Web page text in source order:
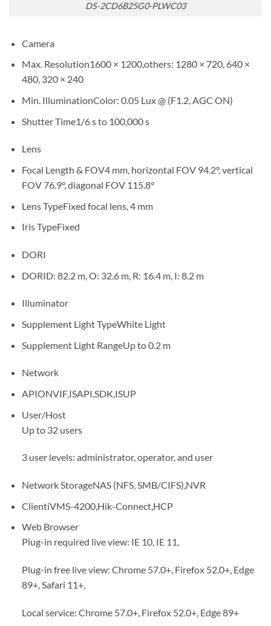
DS-2CD6B25G0-PLWC03
Camera
Max. Resolution1600 × 1200,others: 1280 × 720, 640 ×
480, 320 × 240
Min. IlluminationColor: 0.05 Lux @ (F1.2, AGC ON)
Shutter Time1/6 s to 100,000 s
Lens
Focal Length & FOV4 mm, horizontal FOV 94.2°, vertical
FOV 76.9°, diagonal FOV 115.8°
Lens TypeFixed focal lens, 4 mm
Iris TypeFixed
DORI
DORID: 82.2 m, O: 32.6 m, R: 16.4 m, I: 8.2 m
Illuminator
Supplement Light TypeWhite Light
Supplement Light RangeUp to 0.2 m
Network
APIONVIF,ISAPI,SDK,ISUP
User/Host
Up to 32 users
3 user levels: administrator, operator, and user
Network StorageNAS (NFS, SMB/CIFS),NVR
ClientiVMS-4200,Hik-Connect,HCP
Web Browser
Plug-in required live view: IE 10, IE 11,
Plug-in free live view: Chrome 57.0+, Firefox 52.0+, Edge
89+, Safari 11+,
Local service: Chrome 57.0+, Firefox 52.0+, Edge 89+